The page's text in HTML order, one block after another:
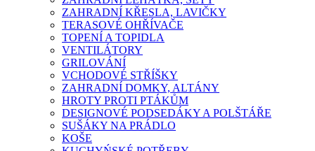
ZAHRADNÍ KŘESLA, LAVIČKY
TERASOVÉ OHŘÍVAČE
TOPENÍ A TOPIDLA
VENTILÁTORY
GRILOVÁNÍ
VCHODOVÉ STŘÍŠKY
ZAHRADNÍ DOMKY, ALTÁNY
HROTY PROTI PTÁKŮM
DESIGNOVÉ PODSEDÁKY A POLŠTÁŘE
SUŠÁKY NA PRÁDLO
KOŠE